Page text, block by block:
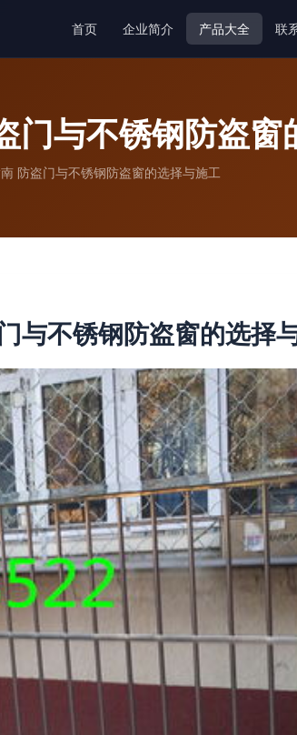
首页 企业简介 产品大全 联
门与不锈钢防盗窗
防盗门与不锈钢防盗窗的选择与施工
与不锈钢防盗窗的选择